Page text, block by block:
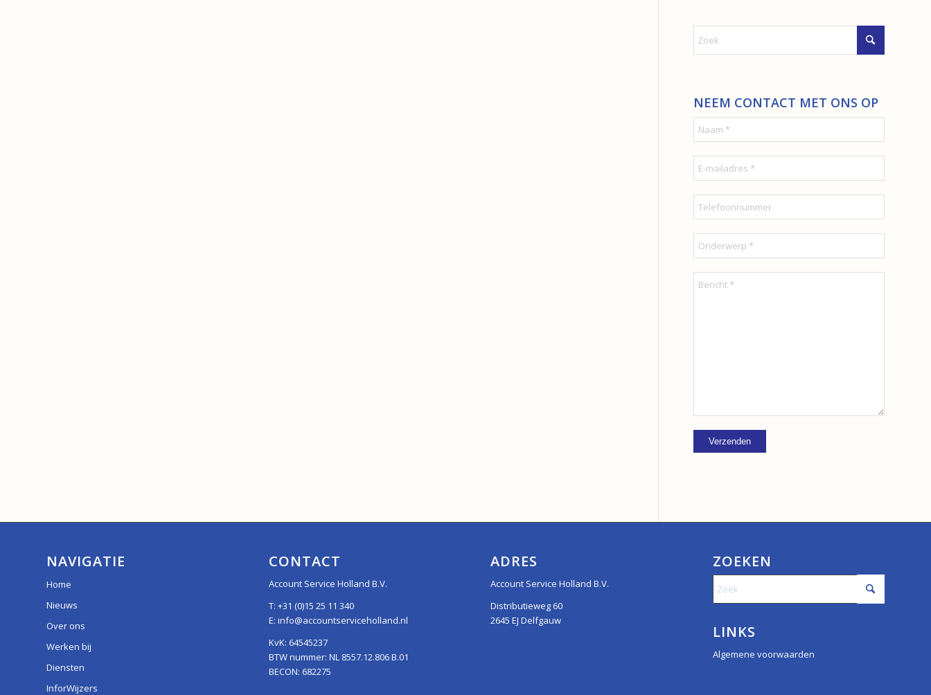
NEEM CONTACT MET ONS OP
NAVIGATIE
Home
Nieuws
Over ons
Werken bij
Diensten
InforWijzers
CONTACT
Account Service Holland B.V.
T: +31 (0)15 25 11 340
E: info@accountserviceholland.nl
KvK: 64545237
BTW nummer: NL 8557.12.806 B.01
BECON: 682275
ADRES
Account Service Holland B.V.
Distributieweg 60
2645 EJ Delfgauw
ZOEKEN
LINKS
Algemene voorwaarden